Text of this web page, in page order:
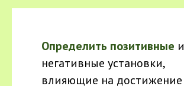
Определить позитивные и
негативные установки,
влияющие на достижение